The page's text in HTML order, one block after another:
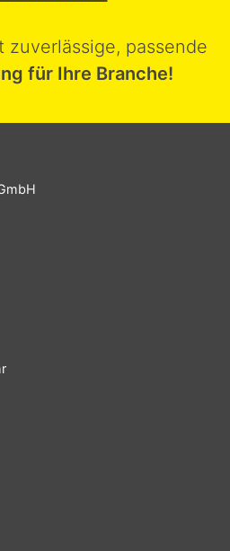
zuverlässige, passende
für Ihre Branche!